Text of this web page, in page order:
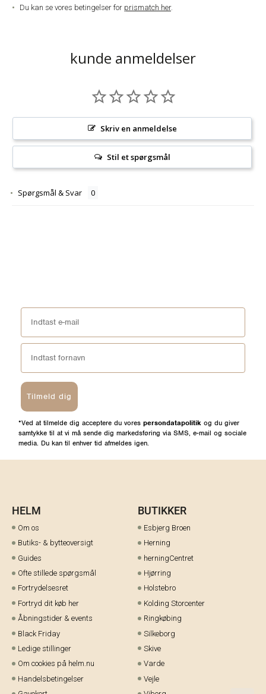
Du kan se vores betingelser for prismatch her.
kunde anmeldelser
Skriv en anmeldelse
Stil et spørgsmål
Spørgsmål & Svar
Tilmeld dig
*Ved at tilmelde dig acceptere du vores persondatapolitik og du giver
samtykke til at vi må sende dig markedsføring via SMS, e-mail og sociale
media. Du kan til enhver tid afmeldes igen.
HELM
Om os
Butiks- & bytteoversigt
Guides
Ofte stillede spørgsmål
Fortrydelsesret
Fortryd dit køb her
Åbningstider & events
Black Friday
Ledige stillinger
Om cookies på helm.nu
Handelsbetingelser
BUTIKKER
Esbjerg Broen
Herning
herningCentret
Hjørring
Holstebro
Kolding Storcenter
Ringkøbing
Silkeborg
Skive
Varde
Vejle